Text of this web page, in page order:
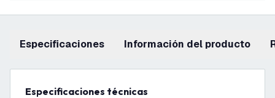
Especificaciones información del producto
Especificaciones técnicas